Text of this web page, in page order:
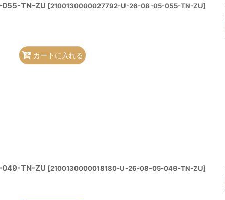
055-TN-ZU [2100130000027792-U-26-08-05-055-TN-ZU]
カートに入れる
049-TN-ZU [2100130000018180-U-26-08-05-049-TN-ZU]